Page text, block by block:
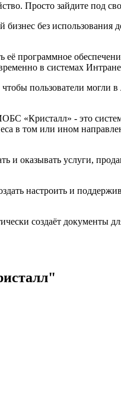
Просто зайдите под
без использования
программное
в системах
пользователи могли в
«Кристалл» - это
в том или ином
и оказывать услуги,
настроить и
создаёт документы